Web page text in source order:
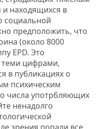
и находящихся в
социальной
предположить, что
(около 8000
ЕРD. Это
теми цифрами,
в публикациях о
психическим
числа употрбляющих
ненадолго